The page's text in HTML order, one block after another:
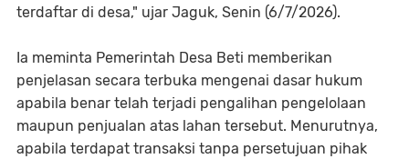
terdaftar di desa," ujar Jaguk, Senin (6/7/2026).
Ia meminta Pemerintah Desa Beti memberikan
penjelasan secara terbuka mengenai dasar hukum
apabila benar telah terjadi pengalihan pengelolaan
maupun penjualan atas lahan tersebut. Menurutnya,
apabila terdapat transaksi tanpa persetujuan pihak